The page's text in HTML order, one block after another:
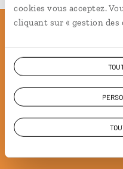
cookies vous acceptez.
cliquant sur « gestion des
Pourquoi
Soyons honnête,
à proposer des
avons